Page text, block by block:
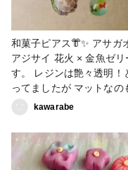
和菓子ピアス👘✨ アサガオ ×
アジサイ 花火 × 金魚ゼリ
す。 レジンは艶々透明！と思
ってましたが マットなの
愛いですね🙈💕 まだまだこれ
から夏本番ですが 秋デザ
も早く作りたくて仕方な
笑 #レジン作品コンテスト
kawarabe